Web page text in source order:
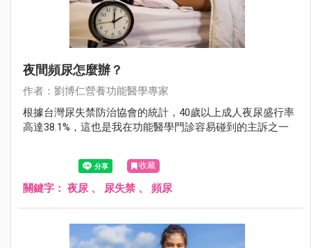
夜間頻尿怎麼辦？
作者：劉博仁營養功能醫學專家
根據台灣尿失禁防治協會的統計，40歲以上成人夜尿盛行率
高達38.1%，這也是我在功能醫學門診容易碰到的主訴之一
收藏
關鍵字： 夜尿 、 尿失禁 、 頻尿